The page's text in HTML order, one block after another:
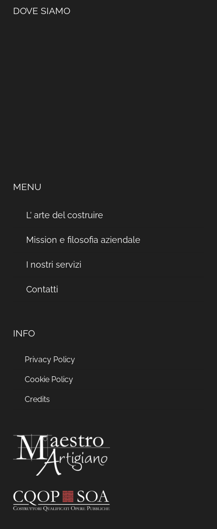
DOVE SIAMO
MENU
L’ arte del costruire
Mission e filosofia aziendale
I nostri servizi
Contatti
INFO
Privacy Policy
Cookie Policy
Credits